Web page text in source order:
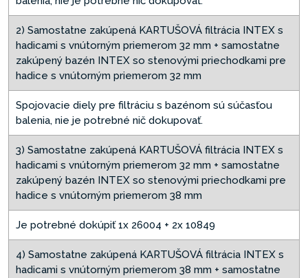
2) Samostatne zakúpená KARTUŠOVÁ filtrácia INTEX s
hadicami s vnútorným priemerom 32 mm + samostatne
zakúpený bazén INTEX so stenovými priechodkami pre
hadice s vnútorným priemerom 32 mm
Spojovacie diely pre filtráciu s bazénom sú súčasťou
balenia, nie je potrebné nič dokupovať.
3) Samostatne zakúpená KARTUŠOVÁ filtrácia INTEX s
hadicami s vnútorným priemerom 32 mm + samostatne
zakúpený bazén INTEX so stenovými priechodkami pre
hadice s vnútorným priemerom 38 mm
Je potrebné dokúpiť 1x 26004 + 2x 10849
4) Samostatne zakúpená KARTUŠOVÁ filtrácia INTEX s
hadicami s vnútorným priemerom 38 mm + samostatne